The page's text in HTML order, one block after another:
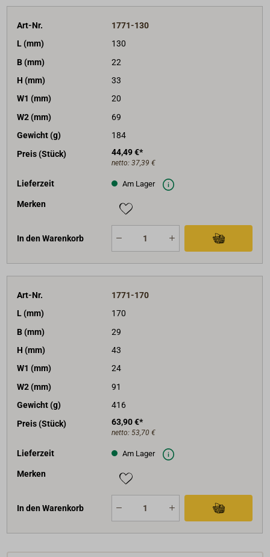
Art-Nr.
1771-130
L (mm)
130
B (mm)
22
H (mm)
33
W1 (mm)
20
W2 (mm)
69
Gewicht (g)
184
Preis (Stück)
44,49 €*
netto: 37,39 €
Lieferzeit Am Lager
Merken
In den Warenkorb
Art-Nr.
1771-170
L (mm)
170
B (mm)
29
H (mm)
43
W1 (mm)
24
W2 (mm)
91
Gewicht (g)
416
Preis (Stück)
63,90 €*
netto: 53,70 €
Lieferzeit Am Lager
Merken
In den Warenkorb